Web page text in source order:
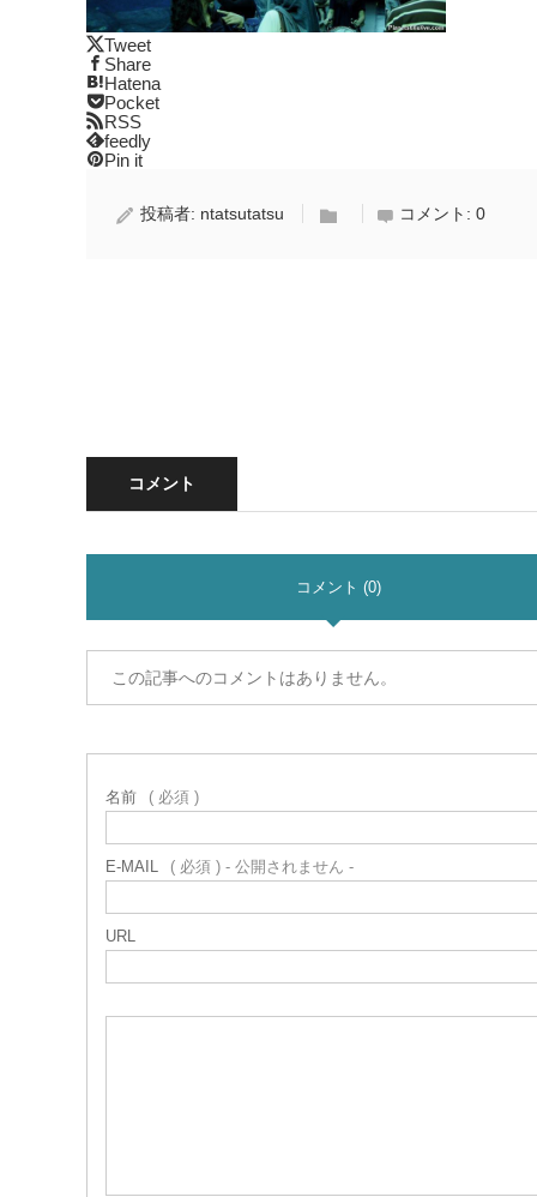
Tweet
Share
Hatena
Pocket
RSS
feedly
Pin it
投稿者: ntatsutatsu コメント: 0
コメント
コメント (0)
この記事へのコメントはありません。
名前 ( 必須 )
E-MAIL ( 必須 ) - 公開されません -
URL